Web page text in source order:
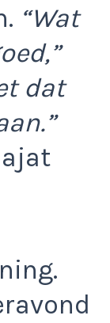
“Wat
dat